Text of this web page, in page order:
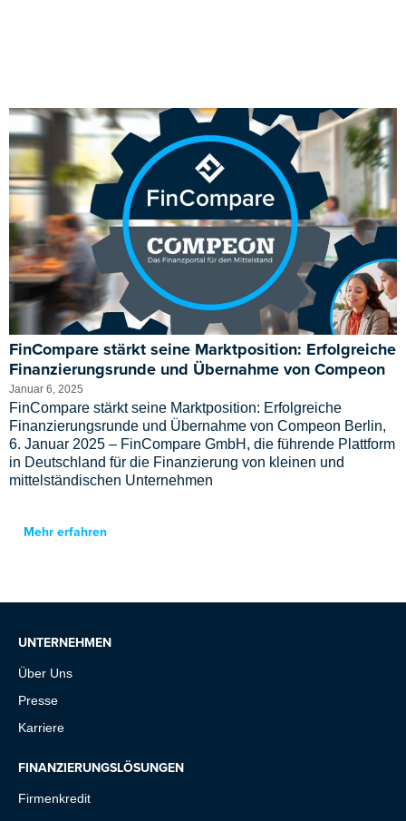
FinCompare stärkt seine Marktposition: Erfolgreiche
Finanzierungsrunde und Übernahme von Compeon
Januar 6, 2025
FinCompare stärkt seine Marktposition: Erfolgreiche
Finanzierungsrunde und Übernahme von Compeon Berlin,
6. Januar 2025 – FinCompare GmbH, die führende Plattform
in Deutschland für die Finanzierung von kleinen und
mittelständischen Unternehmen
Mehr erfahren
UNTERNEHMEN
Über Uns
Presse
Karriere
FINANZIERUNGSLÖSUNGEN
Firmenkredit